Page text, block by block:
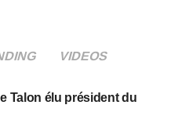
VIDEOS
Talon élu président du